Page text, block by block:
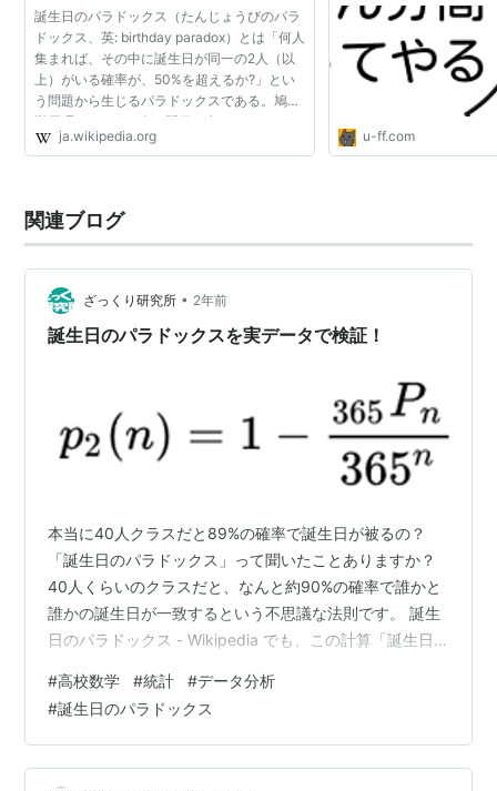
誕生日のパラドックス（たんじょうびのパラ
ドックス、英: birthday paradox）とは「何人
集まれば、その中に誕生日が同一の2人（以
上）がいる確率が、50%を超えるか?」とい
う問題から生じるパラドックスである。鳩の
巣原理より、366人（閏日も考えるなら367
人）が集まれば確率は100%となるが、その5
ja.wikipedia.org u-ff.com
関連ブログ
ざっくり研究所 • 2年前
誕生日のパラドックスを実データで検証！
本当に40人クラスだと89%の確率で誕生日が被るの？
「誕生日のパラドックス」って聞いたことありますか？
40人くらいのクラスだと、なんと約90%の確率で誰かと
誰かの誕生日が一致するという不思議な法則です。 誕生
日のパラドックス - Wikipedia でも、この計算「誕生日
ているんです。 実際には夏に生まれる赤ちゃんが多かっ
たり、うるう年があったりしますよね。そこで今回は、
厚生労働省の実際の出生データを使って、本当に理論通
りの確率になるのか検証してみました！ やってみたこと
#高校数学 #統計 #データ分析
#誕生日のパラドックス